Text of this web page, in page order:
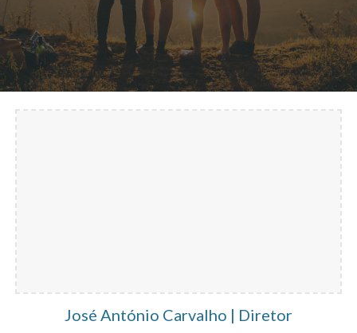
José António Carvalho | Diretor